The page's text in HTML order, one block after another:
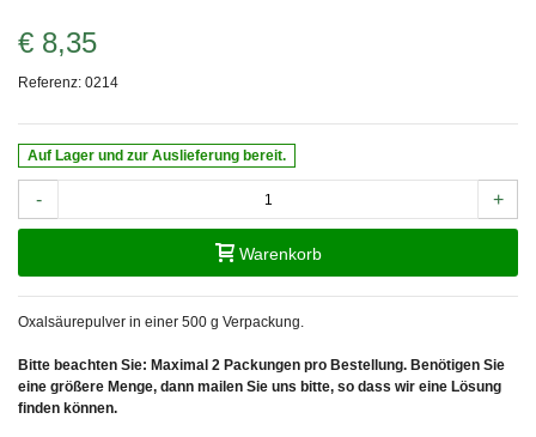
€ 8,35
Referenz: 0214
Auf Lager und zur Auslieferung bereit.
- +
Warenkorb
Oxalsäurepulver in einer 500 g Verpackung.
Bitte beachten Sie: Maximal 2 Packungen pro Bestellung. Benötigen Sie
eine größere Menge, dann mailen Sie uns bitte, so dass wir eine Lösung
finden können.